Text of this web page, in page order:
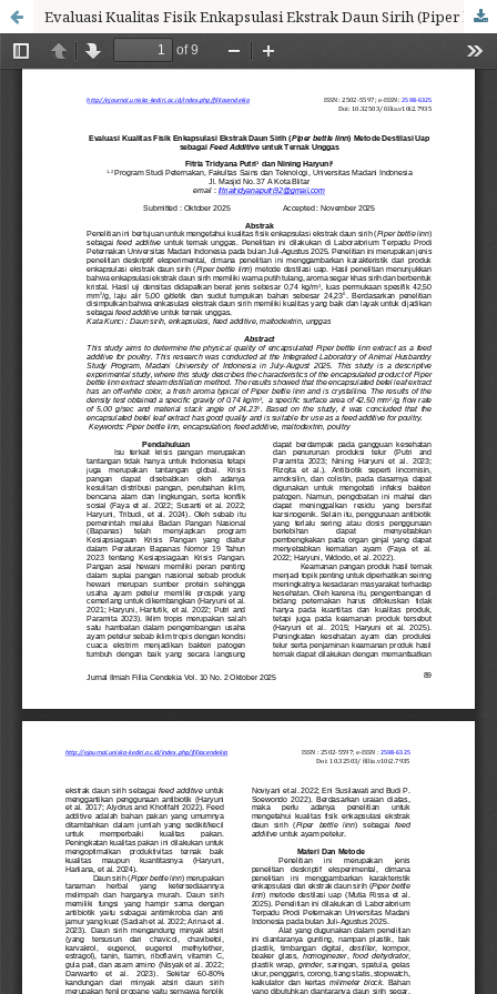
Evaluasi Kualitas Fisik Enkapsulasi Ekstrak Daun Sirih (Piper bettle linn) Metode Destilasi Uap sebagai Feed Additive untuk Ternak Unggas